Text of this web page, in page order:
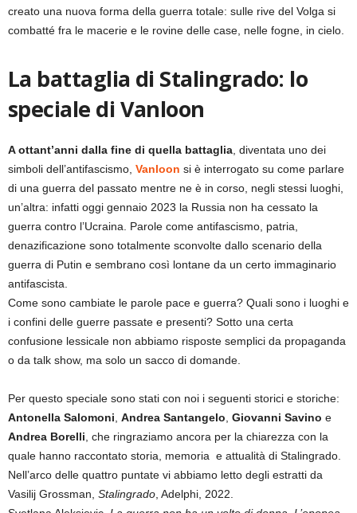
creato una nuova forma della guerra totale: sulle rive del Volga si
combatté fra le macerie e le rovine delle case, nelle fogne, in cielo.
La battaglia di Stalingrado: lo
speciale di Vanloon
A ottant’anni dalla fine di quella battaglia, diventata uno dei
simboli dell’antifascismo, Vanloon si è interrogato su come parlare
di una guerra del passato mentre ne è in corso, negli stessi luoghi,
un’altra: infatti oggi gennaio 2023 la Russia non ha cessato la
guerra contro l’Ucraina. Parole come antifascismo, patria,
denazificazione sono totalmente sconvolte dallo scenario della
guerra di Putin e sembrano così lontane da un certo immaginario
antifascista.
Come sono cambiate le parole pace e guerra? Quali sono i luoghi e
i confini delle guerre passate e presenti? Sotto una certa
confusione lessicale non abbiamo risposte semplici da propaganda
o da talk show, ma solo un sacco di domande.
Per questo speciale sono stati con noi i seguenti storici e storiche:
Antonella Salomoni, Andrea Santangelo, Giovanni Savino e
Andrea Borelli, che ringraziamo ancora per la chiarezza con la
quale hanno raccontato storia, memoria e attualità di Stalingrado.
Nell’arco delle quattro puntate vi abbiamo letto degli estratti da
Vasilij Grossman, Stalingrado, Adelphi, 2022.